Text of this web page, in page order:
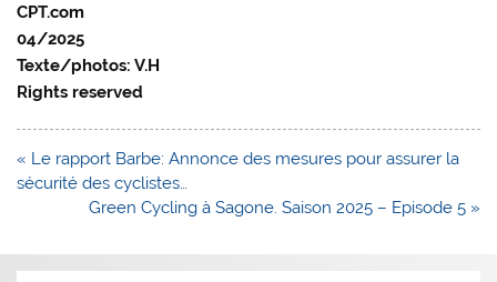
CPT.com
04/2025
Texte/photos: V.H
Rights reserved
Navigation
de
« Le rapport Barbe: Annonce des mesures pour assurer la
sécurité des cyclistes…
Green Cycling à Sagone. Saison 2025 – Episode 5 »